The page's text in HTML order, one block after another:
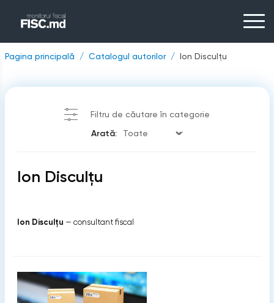
Pagina principală Catalogul autorilor Ion Disculțu
Filtru de căutare în categorie
Arată:
Ion Disculțu
Ion Disculțu — consultant fiscal